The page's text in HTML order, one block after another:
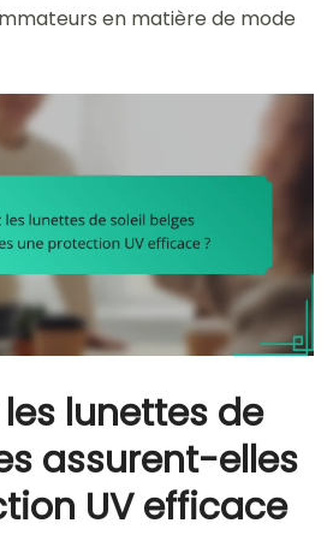
en matière de mode
lunettes de
assurent-elles
UV efficace